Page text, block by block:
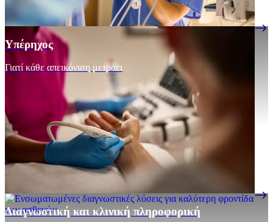
Υπέρηχος
Γιατί κάθε απεικόνιση μετράει
Διαγνωστική και κλινική πληροφορική